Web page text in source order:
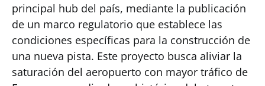
principal hub del país, mediante la publicación
de un marco regulatorio que establece las
condiciones específicas para la construcción de
una nueva pista. Este proyecto busca aliviar la
saturación del aeropuerto con mayor tráfico de